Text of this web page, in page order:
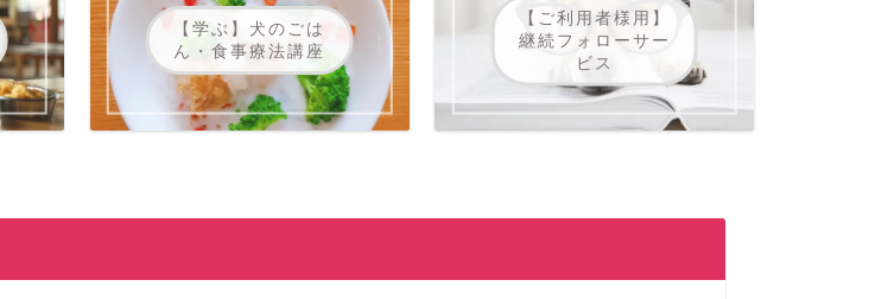
【学ぶ】犬のごは
ん・食事療法講座
【ご利用者様用】
継続フォローサー
ビス